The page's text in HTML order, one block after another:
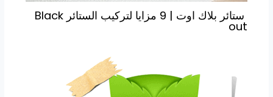
ستائر بلاك اوت | 9 مزايا لتركيب الستائر Black
out